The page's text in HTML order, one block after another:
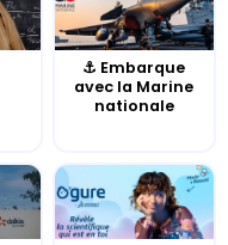
⚓️ Embarque
avec la Marine
nationale